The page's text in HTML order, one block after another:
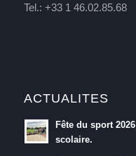
Tel.: +33 1 46.02.85.68
ACTUALITES
Fête du sport
scolaire.